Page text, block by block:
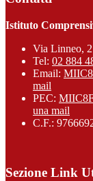
Istituto
Via Linneo,
Tel: 02 884
Email:
mail
PEC:
una mail
C.F.:
Sezione Link